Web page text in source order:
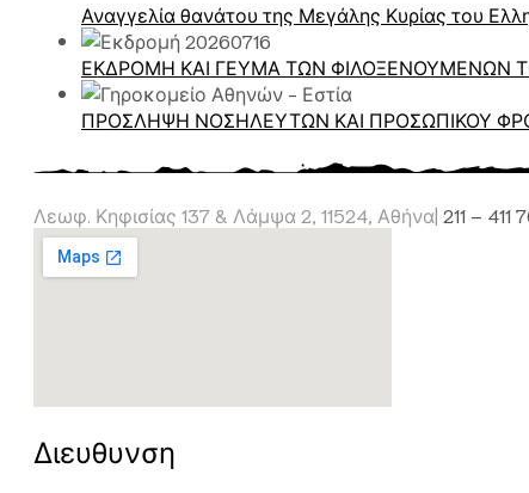
Αναγγελία θανάτου της Μεγάλης Κυρίας του
ΕΚΔΡΟΜΗ ΚΑΙ ΓΕΥΜΑ ΤΩΝ ΦΙΛΟΞΕΝΟΥΜΕΝΩΝ
ΠΡΟΣΛΗΨΗ ΝΟΣΗΛΕΥΤΩΝ ΚΑΙ ΠΡΟΣΩΠΙΚΟΥ
Λεωφ. Κηφισίας 137 & Λάμψα 2, 11524, Αθήνα| 211 – 411
Διευθυνση